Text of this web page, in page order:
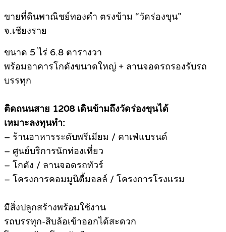
ขายที่ดินพาณิชย์ทองคำ ตรงข้าม “วัดร่องขุน”
จ.เชียงราย
ขนาด 5 ไร่ 6.8 ตารางวา
พร้อมอาคารโกดังขนาดใหญ่ + ลานจอดรถรองรับรถ
บรรทุก
ติดถนนสาย 1208 เดินข้ามถึงวัดร่องขุนได้
เหมาะลงทุนทำ:
– ร้านอาหารระดับพรีเมียม / คาเฟ่แบรนด์
– ศูนย์บริการนักท่องเที่ยว
– โกดัง / ลานจอดรถทัวร์
– โครงการคอมมูนิตี้มอลล์ / โครงการโรงแรม
มีสิ่งปลูกสร้างพร้อมใช้งาน
รถบรรทุก-สิบล้อเข้าออกได้สะดวก